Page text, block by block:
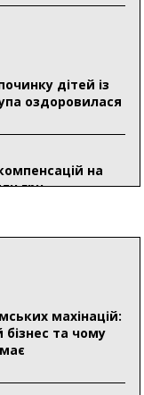
дітей із
оздоровилася
на
грн
фонд
на зиму
у
що робити
махінацій:
та чому